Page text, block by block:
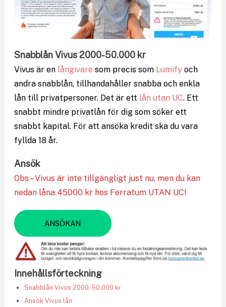
Snabblån Vivus 2000-50.000 kr
Vivus är en långivare som precis som Lumifyoch
andra snabblån, tillhandahåller snabba och enkla
lån till privatpersoner. Det är ett lån utan UC. Ett
snabbt mindre privatlån för dig som söker ett
snabbt kapital. För att ansöka kredit ska du vara
fyllda 18 år.
Ansök
Obs – Vivus är inte tillgängligt just nu, men du kan
nedan låna 45000 kr hos Ferratum UTAN UC!
ANSÖKAN
Innehållsförteckning
Snabblån Vivus 2000-50.000 kr
Ansök Vivus lån